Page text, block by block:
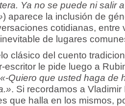
Ya no se puede ni salir
) aparece la inclusión de
cotidianas,
de lugares
clásico del cuento
escritor le pide luego a
«-Quiero que usted haga de
. Si recordamos a
que halla en los mismos,